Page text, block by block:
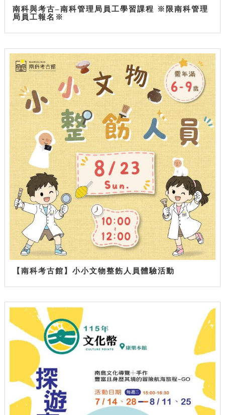
南科與考古–南科管理局員工學習課程 ※限南科管理
局員工報名※
【南科考古館】小小文物整飭人員體驗活動